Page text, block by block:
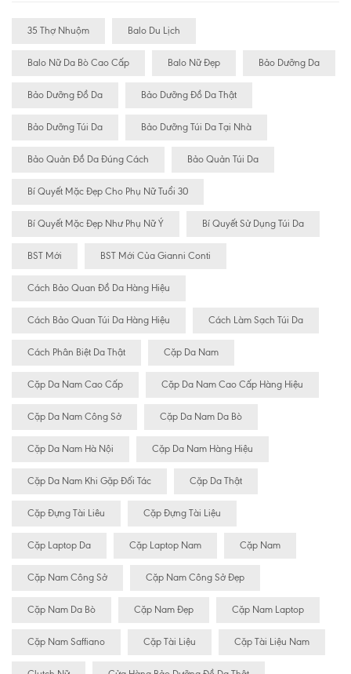
35 Thợ Nhuộm Balo Du Lịch
Balo Nữ Da Bò Cao Cấp Balo Nữ Đẹp Bảo Dưỡng Da
Bảo Dưỡng Đồ Da Bảo Dưỡng Đồ Da Thật
Bảo Dưỡng Túi Da Bảo Dưỡng Túi Da Tại Nhà
Bảo Quản Đồ Da Đúng Cách Bảo Quản Túi Da
Bí Quyết Mặc Đẹp Cho Phụ Nữ Tuổi 30
Bí Quyết Mặc Đẹp Như Phụ Nữ Ý Bí Quyết Sử Dụng Túi Da
BST Mới BST Mới Của Gianni Conti
Cách Bảo Quan Đồ Da Hàng Hiệu
Cách Bảo Quan Túi Da Hàng Hiệu Cách Làm Sạch Túi Da
Cách Phân Biệt Da Thật Cặp Da Nam
Cặp Da Nam Cao Cấp Cặp Da Nam Cao Cấp Hàng Hiệu
Cặp Da Nam Công Sở Cặp Da Nam Da Bò
Cặp Da Nam Hà Nội Cặp Da Nam Hàng Hiệu
Cặp Da Nam Khi Gặp Đối Tác Cặp Da Thật
Cặp Đựng Tài Liêu Cặp Đựng Tài Liệu
Cặp Laptop Da Cặp Laptop Nam Cặp Nam
Cặp Nam Công Sở Cặp Nam Công Sở Đẹp
Cặp Nam Da Bò Cặp Nam Đẹp Cặp Nam Laptop
Cặp Nam Saffiano Cặp Tài Liệu Cặp Tài Liệu Nam